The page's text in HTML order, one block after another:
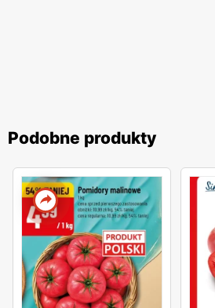
Podobne produkty